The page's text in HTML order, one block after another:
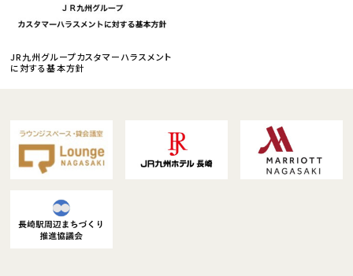
JR九州グループカスタマーハラスメント
に対する基本方針